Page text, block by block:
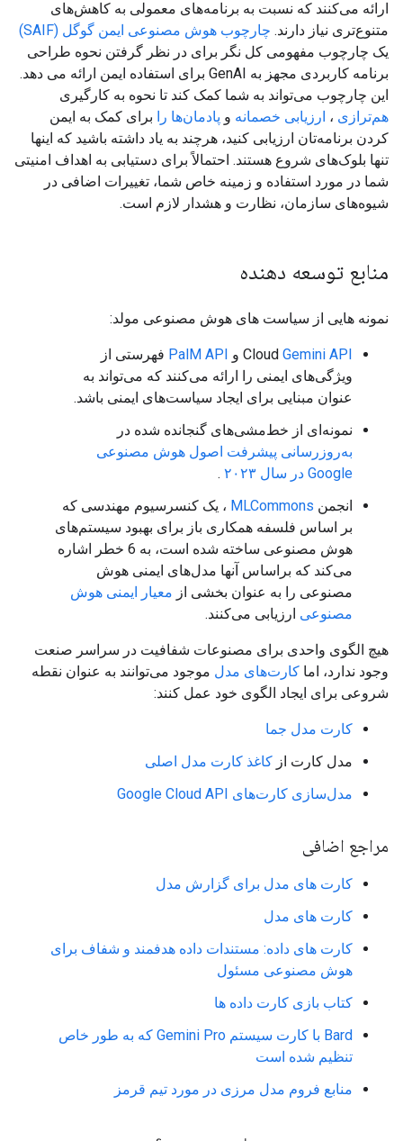
ارائه می‌کنند که نسبت به برنامه‌های معمولی به کاهش‌های
متنوع‌تری نیاز دارند. چارچوب هوش مصنوعی ایمن گوگل (SAIF)
یک چارچوب مفهومی کل نگر برای در نظر گرفتن نحوه طراحی
برنامه کاربردی مجهز به GenAI برای استفاده ایمن ارائه می دهد.
این چارچوب می‌تواند به شما کمک کند تا نحوه به کارگیری
هم‌ترازی ، ارزیابی خصمانه و پادمان‌ها را برای کمک به ایمن
کردن برنامه‌تان ارزیابی کنید، هرچند به یاد داشته باشید که اینها
تنها بلوک‌های شروع هستند. احتمالاً برای دستیابی به اهداف امنیتی
شما در مورد استفاده و زمینه خاص شما، تغییرات اضافی در
شیوه‌های سازمان، نظارت و هشدار لازم است.
منابع توسعه دهنده
نمونه هایی از سیاست های هوش مصنوعی مولد:
Cloud Gemini API و PalM API فهرستی از
ویژگی‌های ایمنی را ارائه می‌کنند که می‌تواند به
عنوان مبنایی برای ایجاد سیاست‌های ایمنی باشد.
نمونه‌ای از خط‌مشی‌های گنجانده شده در
به‌روزرسانی پیشرفت اصول هوش مصنوعی
Google در سال ۲۰۲۳
.
انجمن MLCommons ، یک کنسرسیوم مهندسی که
بر اساس فلسفه همکاری باز برای بهبود سیستم‌های
هوش مصنوعی ساخته شده است، به 6 خطر اشاره
می‌کند که براساس آنها مدل‌های ایمنی هوش
مصنوعی را به عنوان بخشی از معیار ایمنی هوش
مصنوعی ارزیابی می‌کنند.
هیچ الگوی واحدی برای مصنوعات شفافیت در سراسر صنعت
وجود ندارد، اما کارت‌های مدل موجود می‌توانند به عنوان نقطه
شروعی برای ایجاد الگوی خود عمل کنند:
کارت مدل جما
مدل کارت از کاغذ کارت مدل اصلی
مدل‌سازی کارت‌های Google Cloud API
مراجع اضافی
کارت های مدل برای گزارش مدل
کارت های مدل
کارت های داده: مستندات داده هدفمند و شفاف برای
هوش مصنوعی مسئول
کتاب بازی کارت داده ها
Bard با کارت سیستم Gemini Pro که به طور خاص
تنظیم شده است
منابع فروم مدل مرزی در مورد تیم قرمز